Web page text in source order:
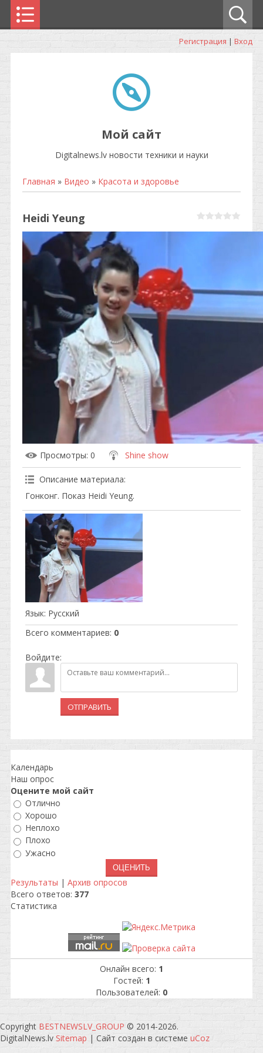
Регистрация | Вход
Мой сайт
Digitalnews.lv новости техники и науки
Главная » Видео » Красота и здоровье
Heidi Yeung
Просмотры: 0 Shine show
Описание материала:
Гонконг. Показ Heidi Yeung.
Язык: Русский
Всего комментариев: 0
Войдите:
ОТПРАВИТЬ
Календарь
Наш опрос
Оцените мой сайт
Отлично
Хорошо
Неплохо
Плохо
Ужасно
Результаты | Архив опросов
Всего ответов: 377
Статистика
Онлайн всего: 1
Гостей: 1
Пользователей: 0
Copyright BESTNEWSLV_GROUP © 2014-2026.
DigitalNews.lv Sitemap | Сайт создан в системе uCoz